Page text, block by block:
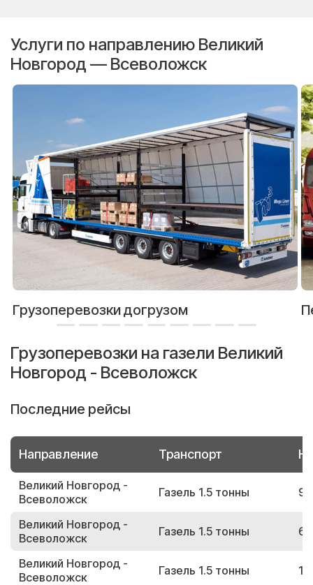
Услуги по направлению Великий
Новгород — Всеволожск
Грузоперевозки догрузом
Грузоперевозки на газели Великий
Новгород - Всеволожск
Последние рейсы
Направление Транспорт
Великий Новгород -
Всеволожск
Газель 1.5 тонны
Великий Новгород -
Всеволожск
Газель 1.5 тонны
Великий Новгород -
Всеволожск
Газель 1.5 тонны